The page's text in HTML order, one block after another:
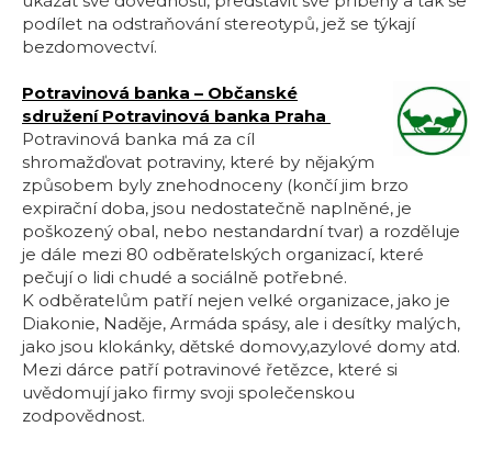
podílet na odstraňování stereotypů, jež se týkají
bezdomovectví.
Potravinová banka – Občanské
sdružení Potravinová banka Praha
Potravinová banka má za cíl
shromažďovat potraviny, které by nějakým
způsobem byly znehodnoceny (končí jim brzo
expirační doba, jsou nedostatečně naplněné, je
poškozený obal, nebo nestandardní tvar) a rozděluje
je dále mezi 80 odběratelských organizací, které
pečují o lidi chudé a sociálně potřebné.
K odběratelům patří nejen velké organizace, jako je
Diakonie, Naděje, Armáda spásy, ale i desítky malých,
jako jsou klokánky, dětské domovy,azylové domy atd.
Mezi dárce patří potravinové řetězce, které si
uvědomují jako firmy svoji společenskou
zodpovědnost.